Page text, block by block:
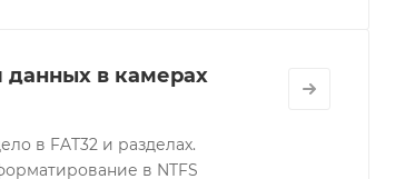
данных в камерах
в FAT32 и разделах.
в NTFS